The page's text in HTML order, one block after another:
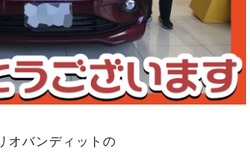
オバンディットの